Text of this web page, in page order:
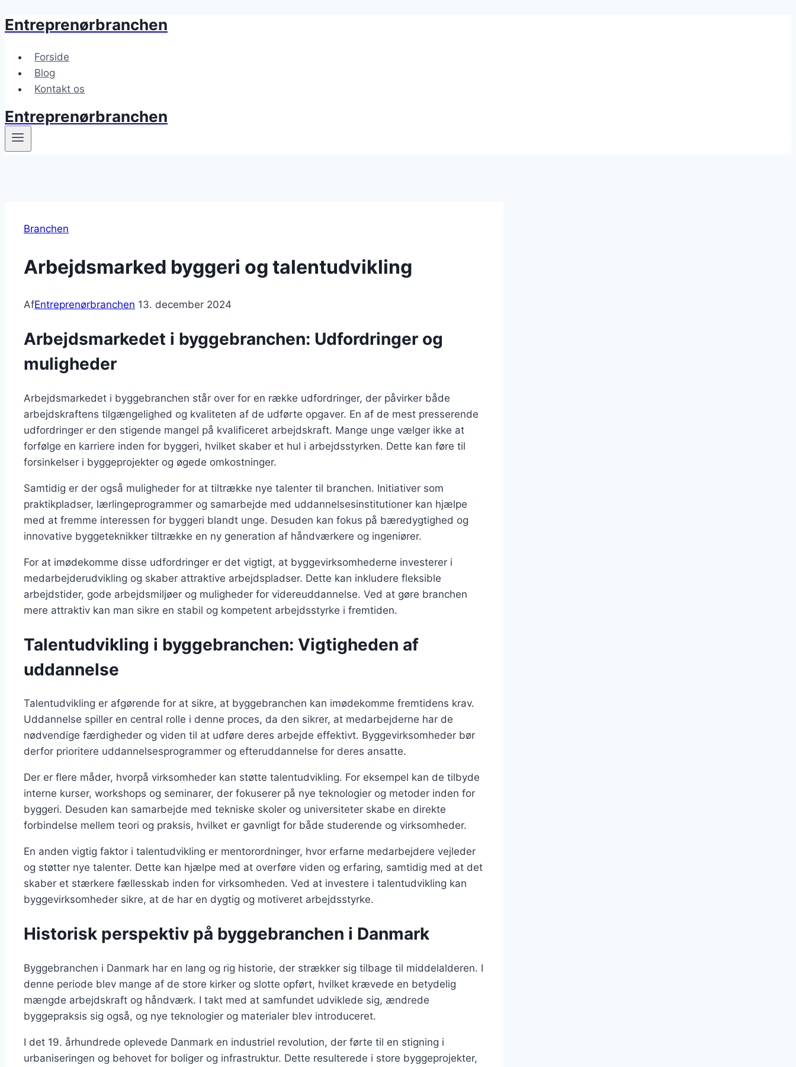
Fortsæt
indhold
Entreprenørbranchen
Forside
Blog
Kontakt os
Entreprenørbranchen
Branchen
Arbejdsmarked byggeri og talentudvikling
AfEntreprenørbranchen 13. december 2024
Arbejdsmarkedet i byggebranchen: Udfordringer og
muligheder
Arbejdsmarkedet i byggebranchen står over for en række udfordringer, der påvirker både
arbejdskraftens tilgængelighed og kvaliteten af de udførte opgaver. En af de mest presserende
udfordringer er den stigende mangel på kvalificeret arbejdskraft. Mange unge vælger ikke at
forfølge en karriere inden for byggeri, hvilket skaber et hul i arbejdsstyrken. Dette kan føre til
forsinkelser i byggeprojekter og øgede omkostninger.
Samtidig er der også muligheder for at tiltrække nye talenter til branchen. Initiativer som
praktikpladser, lærlingeprogrammer og samarbejde med uddannelsesinstitutioner kan hjælpe
med at fremme interessen for byggeri blandt unge. Desuden kan fokus på bæredygtighed og
innovative byggeteknikker tiltrække en ny generation af håndværkere og ingeniører.
For at imødekomme disse udfordringer er det vigtigt, at byggevirksomhederne investerer i
medarbejderudvikling og skaber attraktive arbejdspladser. Dette kan inkludere fleksible
arbejdstider, gode arbejdsmiljøer og muligheder for videreuddannelse. Ved at gøre branchen
mere attraktiv kan man sikre en stabil og kompetent arbejdsstyrke i fremtiden.
Talentudvikling i byggebranchen: Vigtigheden af
uddannelse
Talentudvikling er afgørende for at sikre, at byggebranchen kan imødekomme fremtidens krav.
Uddannelse spiller en central rolle i denne proces, da den sikrer, at medarbejderne har de
nødvendige færdigheder og viden til at udføre deres arbejde effektivt. Byggevirksomheder bør
derfor prioritere uddannelsesprogrammer og efteruddannelse for deres ansatte.
Der er flere måder, hvorpå virksomheder kan støtte talentudvikling. For eksempel kan de tilbyde
interne kurser, workshops og seminarer, der fokuserer på nye teknologier og metoder inden for
byggeri. Desuden kan samarbejde med tekniske skoler og universiteter skabe en direkte
forbindelse mellem teori og praksis, hvilket er gavnligt for både studerende og virksomheder.
En anden vigtig faktor i talentudvikling er mentorordninger, hvor erfarne medarbejdere vejleder
og støtter nye talenter. Dette kan hjælpe med at overføre viden og erfaring, samtidig med at det
skaber et stærkere fællesskab inden for virksomheden. Ved at investere i talentudvikling kan
byggevirksomheder sikre, at de har en dygtig og motiveret arbejdsstyrke.
Historisk perspektiv på byggebranchen i Danmark
Byggebranchen i Danmark har en lang og rig historie, der strækker sig tilbage til middelalderen. I
denne periode blev mange af de store kirker og slotte opført, hvilket krævede en betydelig
mængde arbejdskraft og håndværk. I takt med at samfundet udviklede sig, ændrede
byggepraksis sig også, og nye teknologier og materialer blev introduceret.
I det 19. århundrede oplevede Danmark en industriel revolution, der førte til en stigning i
urbaniseringen og behovet for boliger og infrastruktur. Dette resulterede i store byggeprojekter,